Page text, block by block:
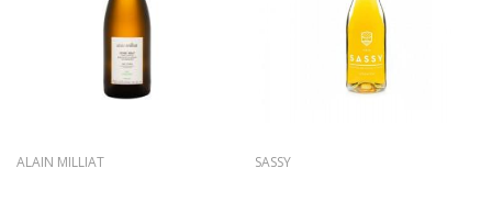
ALAIN MILLIAT SASSY